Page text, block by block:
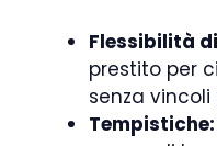
Flessibilità
prestito per
senza
Tempistiche: